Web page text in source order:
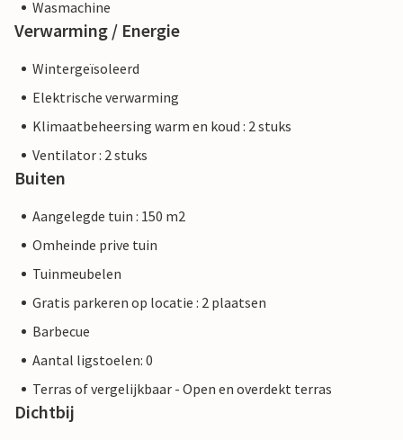
Wasmachine
Verwarming / Energie
Wintergeïsoleerd
Elektrische verwarming
Klimaatbeheersing warm en koud : 2 stuks
Ventilator : 2 stuks
Buiten
Aangelegde tuin : 150 m2
Omheinde prive tuin
Tuinmeubelen
Gratis parkeren op locatie : 2 plaatsen
Barbecue
Aantal ligstoelen: 0
Terras of vergelijkbaar - Open en overdekt terras
Dichtbij